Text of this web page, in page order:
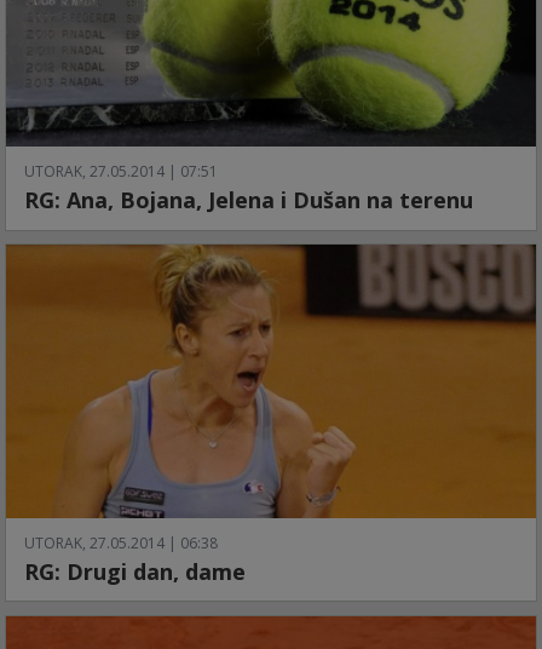
UTORAK, 27.05.2014 | 07:51
RG: Ana, Bojana, Jelena i Dušan na terenu
UTORAK, 27.05.2014 | 06:38
RG: Drugi dan, dame